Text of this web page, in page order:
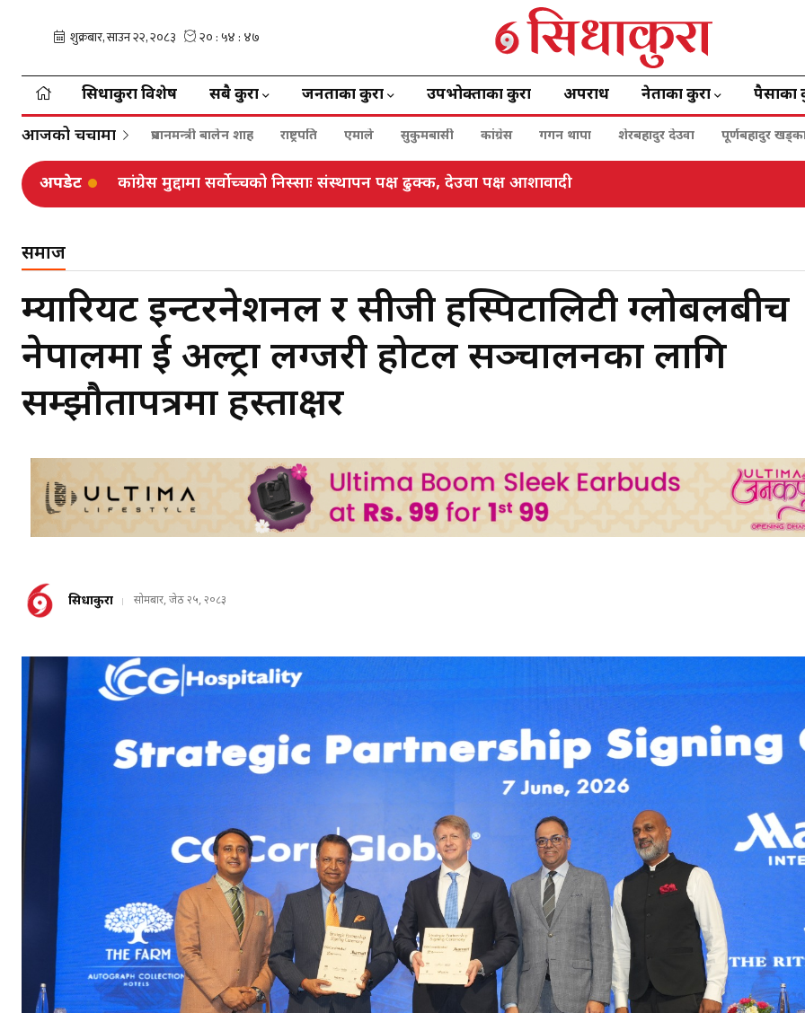
सिधाकुरा विशेष सबै कुरा जनताका कुरा उपभोक्ताका कुरा अपराध नेताका कुरा पैसाका
आजको चर्चामा प्रधानमन्त्री बालेन शाह राष्ट्रपति एमाले सुकुमबासी कांग्रेस गगन थापा शेरबहादुर देउवा पूर्णबहादुर
अपडेट फुटबलर आशिष राईको उपचारका लागि एन पेनाङ एफसीको अग्रसरतामा १२ लाख रुपैयाँ संकलन
समाज
म्यारियट इन्टरनेशनल र सीजी हस्पिटालिटी ग्लोबलबीच
नेपालमा दुई अल्ट्रा लग्जरी होटल सञ्चालनका लागि
सम्झौतापत्रमा हस्ताक्षर
सिधाकुरा सोमबार, जेठ २५, २०८३